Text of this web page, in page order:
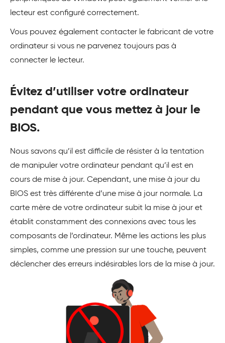
lecteur est configuré correctement.
Vous pouvez également contacter le fabricant de votre
ordinateur si vous ne parvenez toujours pas à
connecter le lecteur.
Évitez d’utiliser votre ordinateur
pendant que vous mettez à jour le
BIOS.
Nous savons qu’il est difficile de résister à la tentation
de manipuler votre ordinateur pendant qu’il est en
cours de mise à jour. Cependant, une mise à jour du
BIOS est très différente d’une mise à jour normale. La
carte mère de votre ordinateur subit la mise à jour et
établit constamment des connexions avec tous les
composants de l’ordinateur. Même les actions les plus
simples, comme une pression sur une touche, peuvent
déclencher des erreurs indésirables lors de la mise à jour.